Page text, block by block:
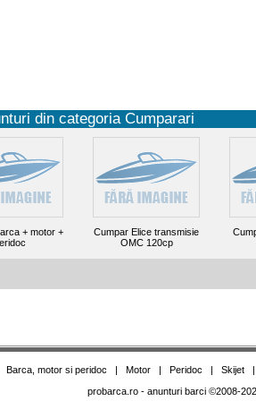
din categoria Cumparari
+ motor +
Cumpar Elice transmisie
OMC 120cp
Barca, motor si peridoc | Motor| Peridoc | Skijet
probarca.ro- anunturi barci ©2008-